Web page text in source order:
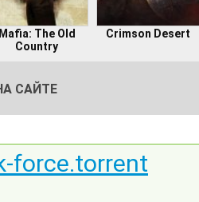
Mafia: The Old
Country
Crimson Desert
САЙТЕ
force.torrent